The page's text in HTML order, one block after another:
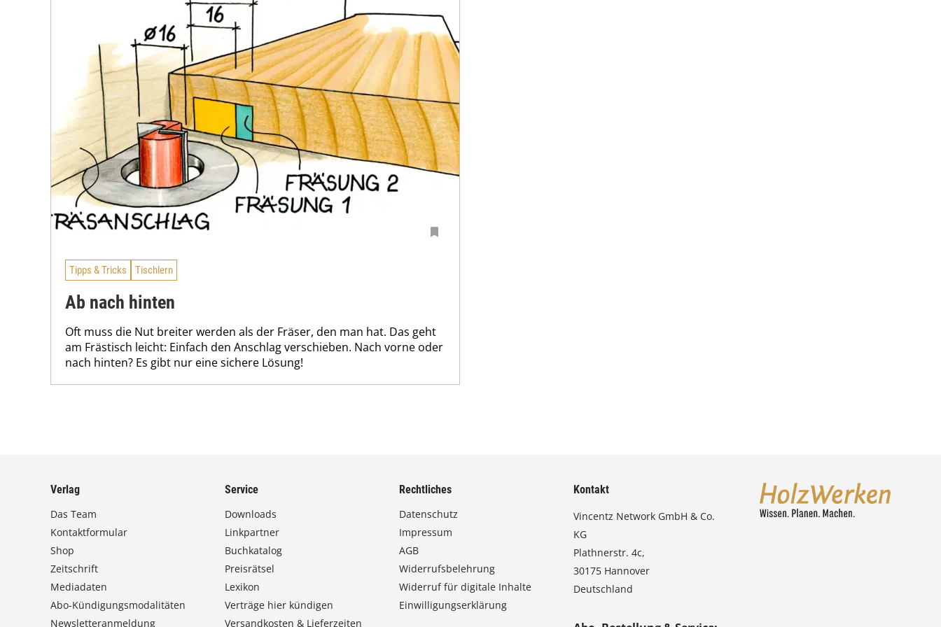
Tipps & Tricks Tischlern
Ab nach hinten
Oft muss die Nut breiter werden als der Fräser, den man hat. Das geht
am Frästisch leicht: Einfach den Anschlag verschieben. Nach vorne oder
nach hinten? Es gibt nur eine sichere Lösung!
Verlag
Das Team
Kontaktformular
Shop
Zeitschrift
Mediadaten
Abo-Kündigungsmodalitäten
Newsletteranmeldung
Service
Downloads
Linkpartner
Buchkatalog
Preisrätsel
Lexikon
Verträge hier kündigen
Versandkosten & Lieferzeiten
Rechtliches
Datenschutz
Impressum
AGB
Widerrufsbelehrung
Widerruf für digitale Inhalte
Einwilligungserklärung
Kontakt
Vincentz Network GmbH & Co.
KG
Plathnerstr. 4c,
30175 Hannover
Deutschland